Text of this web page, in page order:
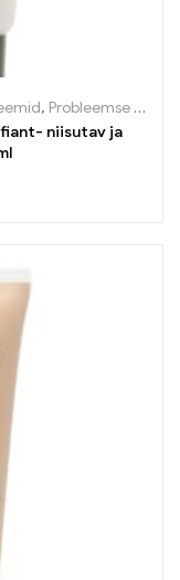
, Probleemse naha tooted
niisutav ja